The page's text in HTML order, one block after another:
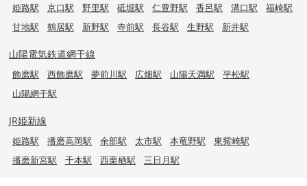
姫路駅 京口駅 野里駅 砥堀駅 仁豊野駅 香呂駅 溝口駅
福崎駅
甘地駅
鶴居駅 新野駅 寺前駅 長谷駅 生野駅 新井駅
山陽電気鉄道網干線
飾磨駅 西飾磨駅 夢前川駅 広畑駅 山陽天満駅
平松駅
山陽網干駅
JR姫新線
姫路駅 播磨高岡駅 余部駅 太市駅 本竜野駅
東觜崎駅
播磨新宮駅
千本駅 西栗栖駅 三日月駅